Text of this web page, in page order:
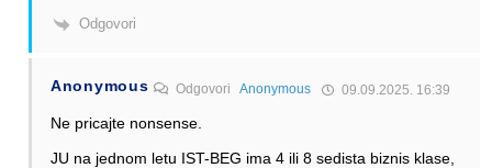
Odgovori
Anonymous OdgovoriAnonymous 09.09.2025. 16:39
Ne pricajte nonsense.
JU na jednom letu IST-BEG ima 4 ili 8 sedista biznis klase,